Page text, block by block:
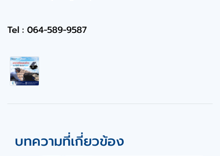
Tel : 064-589-9587
บทความที่เกี่ยวข้อง